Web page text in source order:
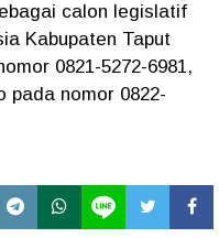
calon legislatif
Kabupaten Taput
0821-5272-6981,
pada nomor 0822-